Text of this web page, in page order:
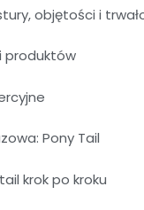
objętości i
produktów
Pony Tail
krok po kroku